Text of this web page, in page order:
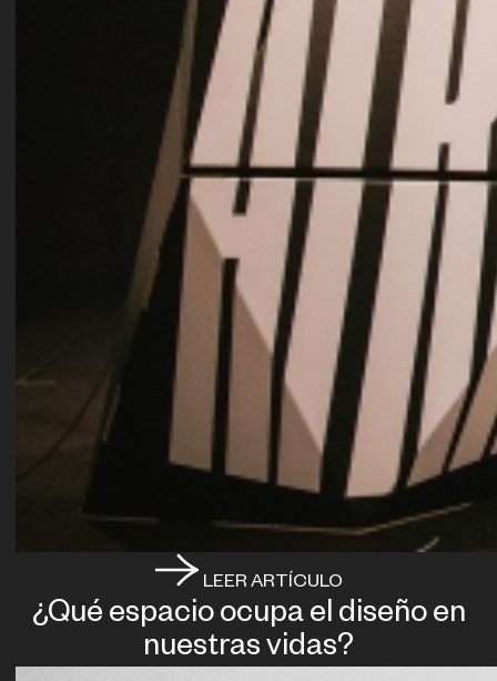
LEER ARTÍCULO
¿Qué espacio ocupa el diseño en
nuestras vidas?